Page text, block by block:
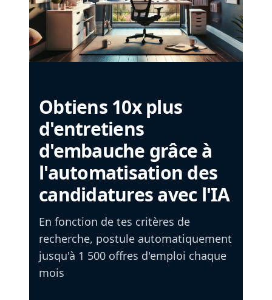
Obtiens 10x plus
d'entretiens
d'embauche grâce à
l'automatisation des
candidatures avec l'IA
En fonction de tes critères de
recherche, postule automatiquement
jusqu'à 1 500 offres d'emploi chaque
mois